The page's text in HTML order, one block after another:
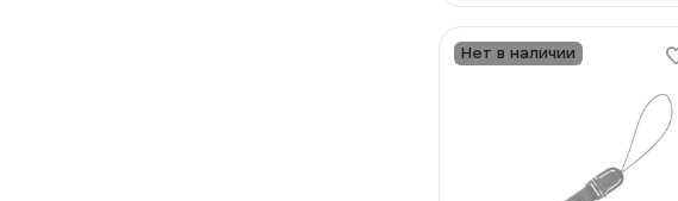
Нет в наличии